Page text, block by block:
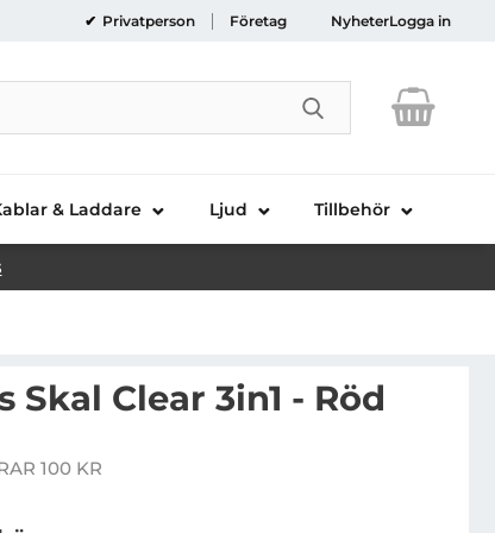
Privatperson Företag NyheterLogga in
Genomför
& Laddare Ljud Tillbehör
Skal Clear 3in1 - Röd
100 KR